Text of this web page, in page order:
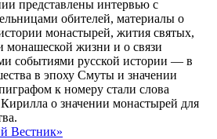
представлены интервью с
обителей, материалы о
монастырей, жития святых,
монашеской жизни и о связи
событиями русской истории — в
в эпоху Смуты и значении
к номеру стали слова
о значении монастырей для
Вестник»